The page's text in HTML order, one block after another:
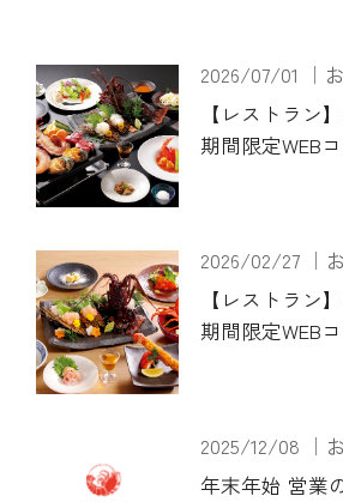
2026/07/01 ｜
【レストラン
期間限定WEB
2026/02/27 ｜
【レストラン
期間限定WEB
2025/12/08 ｜
年末年始 営業